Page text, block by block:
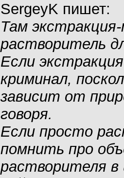
SergeyK пишет:
Там
растворитель
Если
криминал,
зависит от
говоря.
Если просто
помнить про
растворителя в